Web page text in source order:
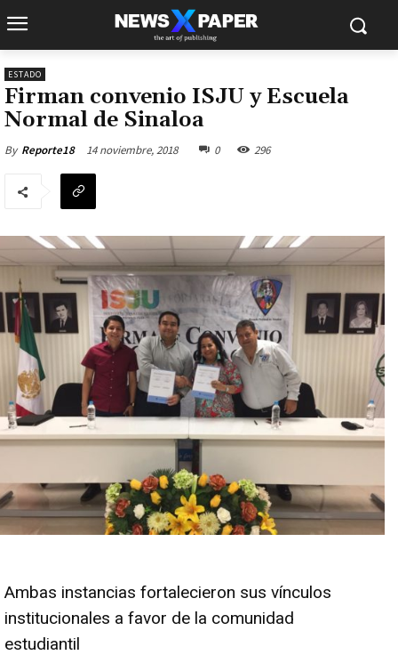
ESTADO
Firman convenio ISJU y Escuela
Normal de Sinaloa
By Reporte18 14 noviembre, 2018 0 296
Ambas instancias fortalecieron sus vínculos
institucionales a favor de la comunidad
estudiantil